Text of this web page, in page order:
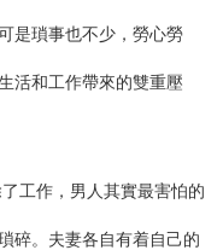
是瑣事也不少，勞心勞
活和工作帶來的雙重壓
工作，男人其實最害怕的
碎。夫妻各自有着自己的